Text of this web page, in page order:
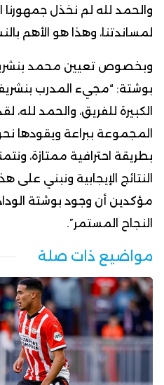
والحمد لله لم نخذل
لمساندتنا، وهذا هو الأهم
وبخصوص تعيين محمد
بوشتة: “مجيء المدرب
الكبيرة للفريق، والحمد
المجموعة ببراعة ويقودها
بطريقة احترافية ممتازة،
النتائج الإيجابية ونبني على
مؤكدين أن وجود بوشتة
النجاح المستمر”.
مواضيع ذات صلة